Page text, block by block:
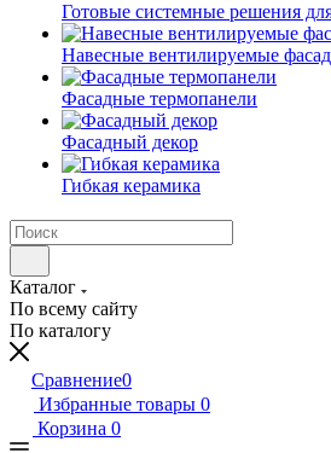
Готовые системные решения
Навесные вентилируемые
Фасадные термопанели
Фасадный декор
Гибкая керамика
Каталог
По всему сайту
По каталогу
Сравнение0
Избранные товары 0
Корзина 0